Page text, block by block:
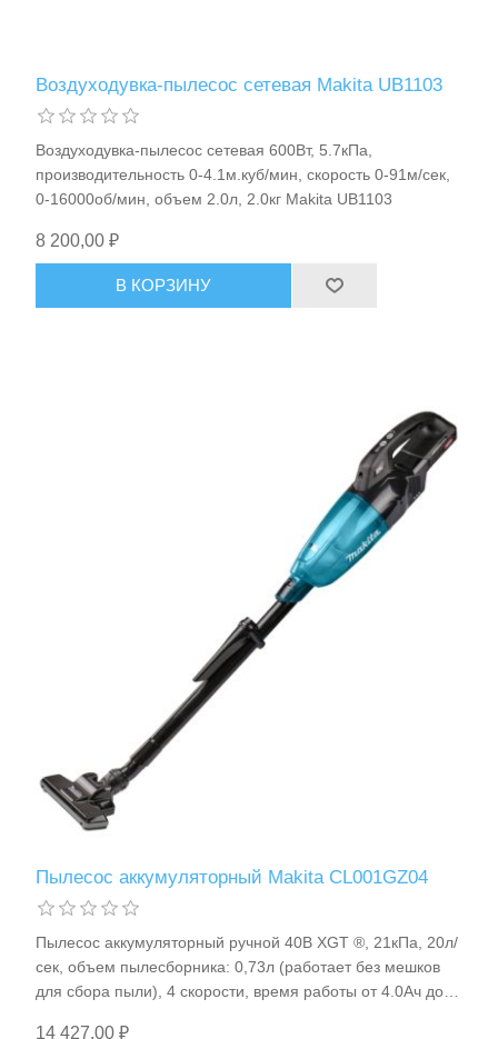
Воздуходувка-пылесос сетевая Makita UB1103
Воздуходувка-пылесос сетевая 600Вт, 5.7кПа,
производительность 0-4.1м.куб/мин, скорость 0-91м/сек,
0-16000об/мин, объем 2.0л, 2.0кг Makita UB1103
8 200,00 ₽
В КОРЗИНУ
Пылесос аккумуляторный Makita CL001GZ04
Пылесос аккумуляторный ручной 40В XGT ®, 21кПа, 20л/
сек, объем пылесборника: 0,73л (работает без мешков
для сбора пыли), 4 скорости, время работы от 4.0Ач до
14 427,00 ₽